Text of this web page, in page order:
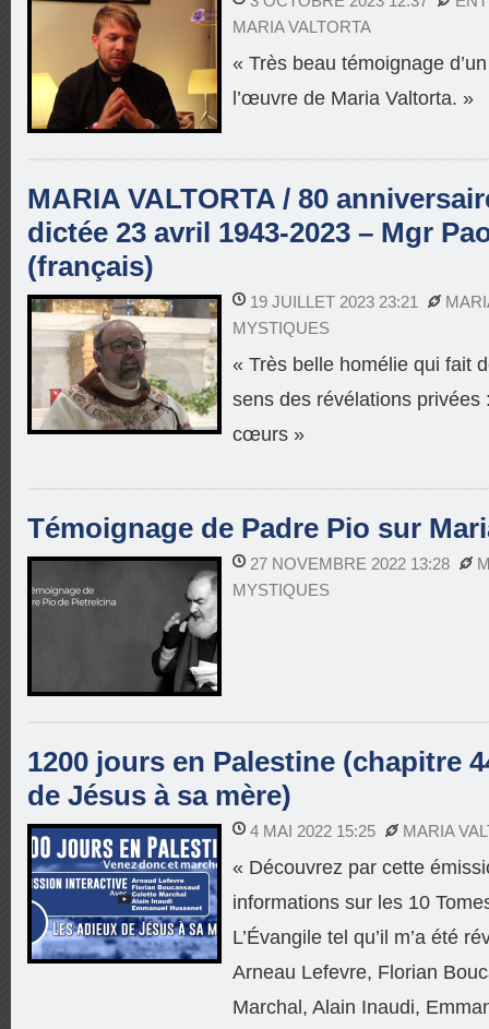
MARIA VALTORTA
« Très beau témoignage
l’œuvre de Maria Valtorta. »
MARIA VALTORTA / 80
dictée 23 avril 1943-2023 – Mgr
(français)
19 JUILLET 2023 23:21
MYSTIQUES
« Très belle homélie qui fait
sens des révélations privées
cœurs »
Témoignage de Padre Pio sur
27 NOVEMBRE 2022 13:28
MYSTIQUES
1200 jours en Palestine (chapitre
de Jésus à sa mère)
4 MAI 2022 15:25 MARIA
« Découvrez par cette
informations sur les 10
L’Évangile tel qu’il m’a été
Arneau Lefevre, Florian
Marchal, Alain Inaudi,